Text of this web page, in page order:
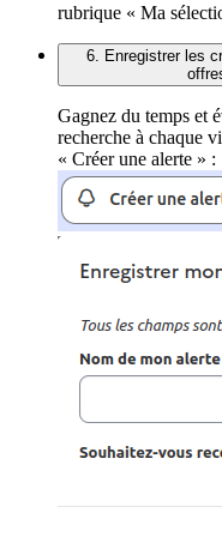
rubrique « Ma
6. Enregistrer les
Gagnez du temps et
recherche à chaque
« Créer une alerte » :